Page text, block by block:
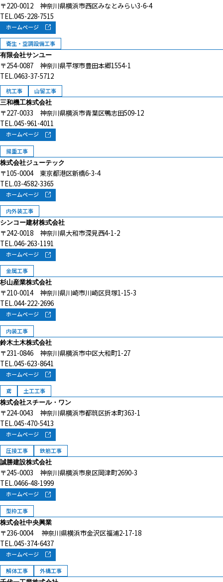
ホームページ
〒220-0012 神奈川県横浜市西区みなとみらい3-6-4
TEL.045-228-7515
衛生・空調設備工事
有限会社サンユー
〒254-0087 神奈川県平塚市豊田本郷1554-1
TEL.0463-37-5712
杭工事 山留工事
三和機工株式会社
ホームページ
〒227-0033 神奈川県横浜市青葉区鴨志田509-12
TEL.045-961-4011
揚重工事
株式会社ジューテック
ホームページ
〒105-0004 東京都港区新橋6-3-4
TEL.03-4582-3365
内外装工事
シンコー建材株式会社
ホームページ
〒242-0018 神奈川県大和市深見西4-1-2
TEL.046-263-1191
金属工事
杉山産業株式会社
ホームページ
〒210-0014 神奈川県川崎市川崎区貝塚1-15-3
TEL.044-222-2696
内装工事
鈴木土木株式会社
ホームページ
〒231-0846 神奈川県横浜市中区大和町1-27
TEL.045-623-8641
鳶 土工工事
株式会社スチール・ワン
ホームページ
〒224-0043 神奈川県横浜市都筑区折本町363-1
TEL.045-470-5413
圧接工事 鉄筋工事
誠勝建設株式会社
ホームページ
〒245-0003 神奈川県横浜市泉区岡津町2690-3
TEL.0466-48-1999
型枠工事
株式会社中央興業
ホームページ
〒236-0004 神奈川県横浜市金沢区福浦2-17-18
TEL.045-374-6437
解体工事 外構工事